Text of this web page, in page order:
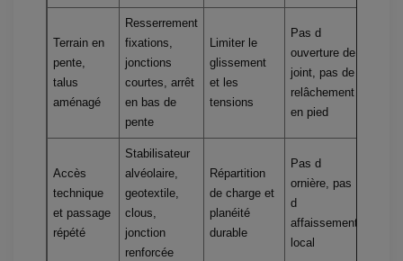
Terrain en
pente,
talus
aménagé
Resserrement
fixations,
jonctions
courtes, arrêt
en bas de
pente
Limiter le
glissement
et les
tensions
Pas d
ouverture de
joint, pas de
relâchement
en pied
Accès
technique
et passage
répété
Stabilisateur
alvéolaire,
geotextile,
clous,
jonction
renforcée
Répartition
de charge et
planéité
durable
Pas d
ornière, pas
d
affaissement
local